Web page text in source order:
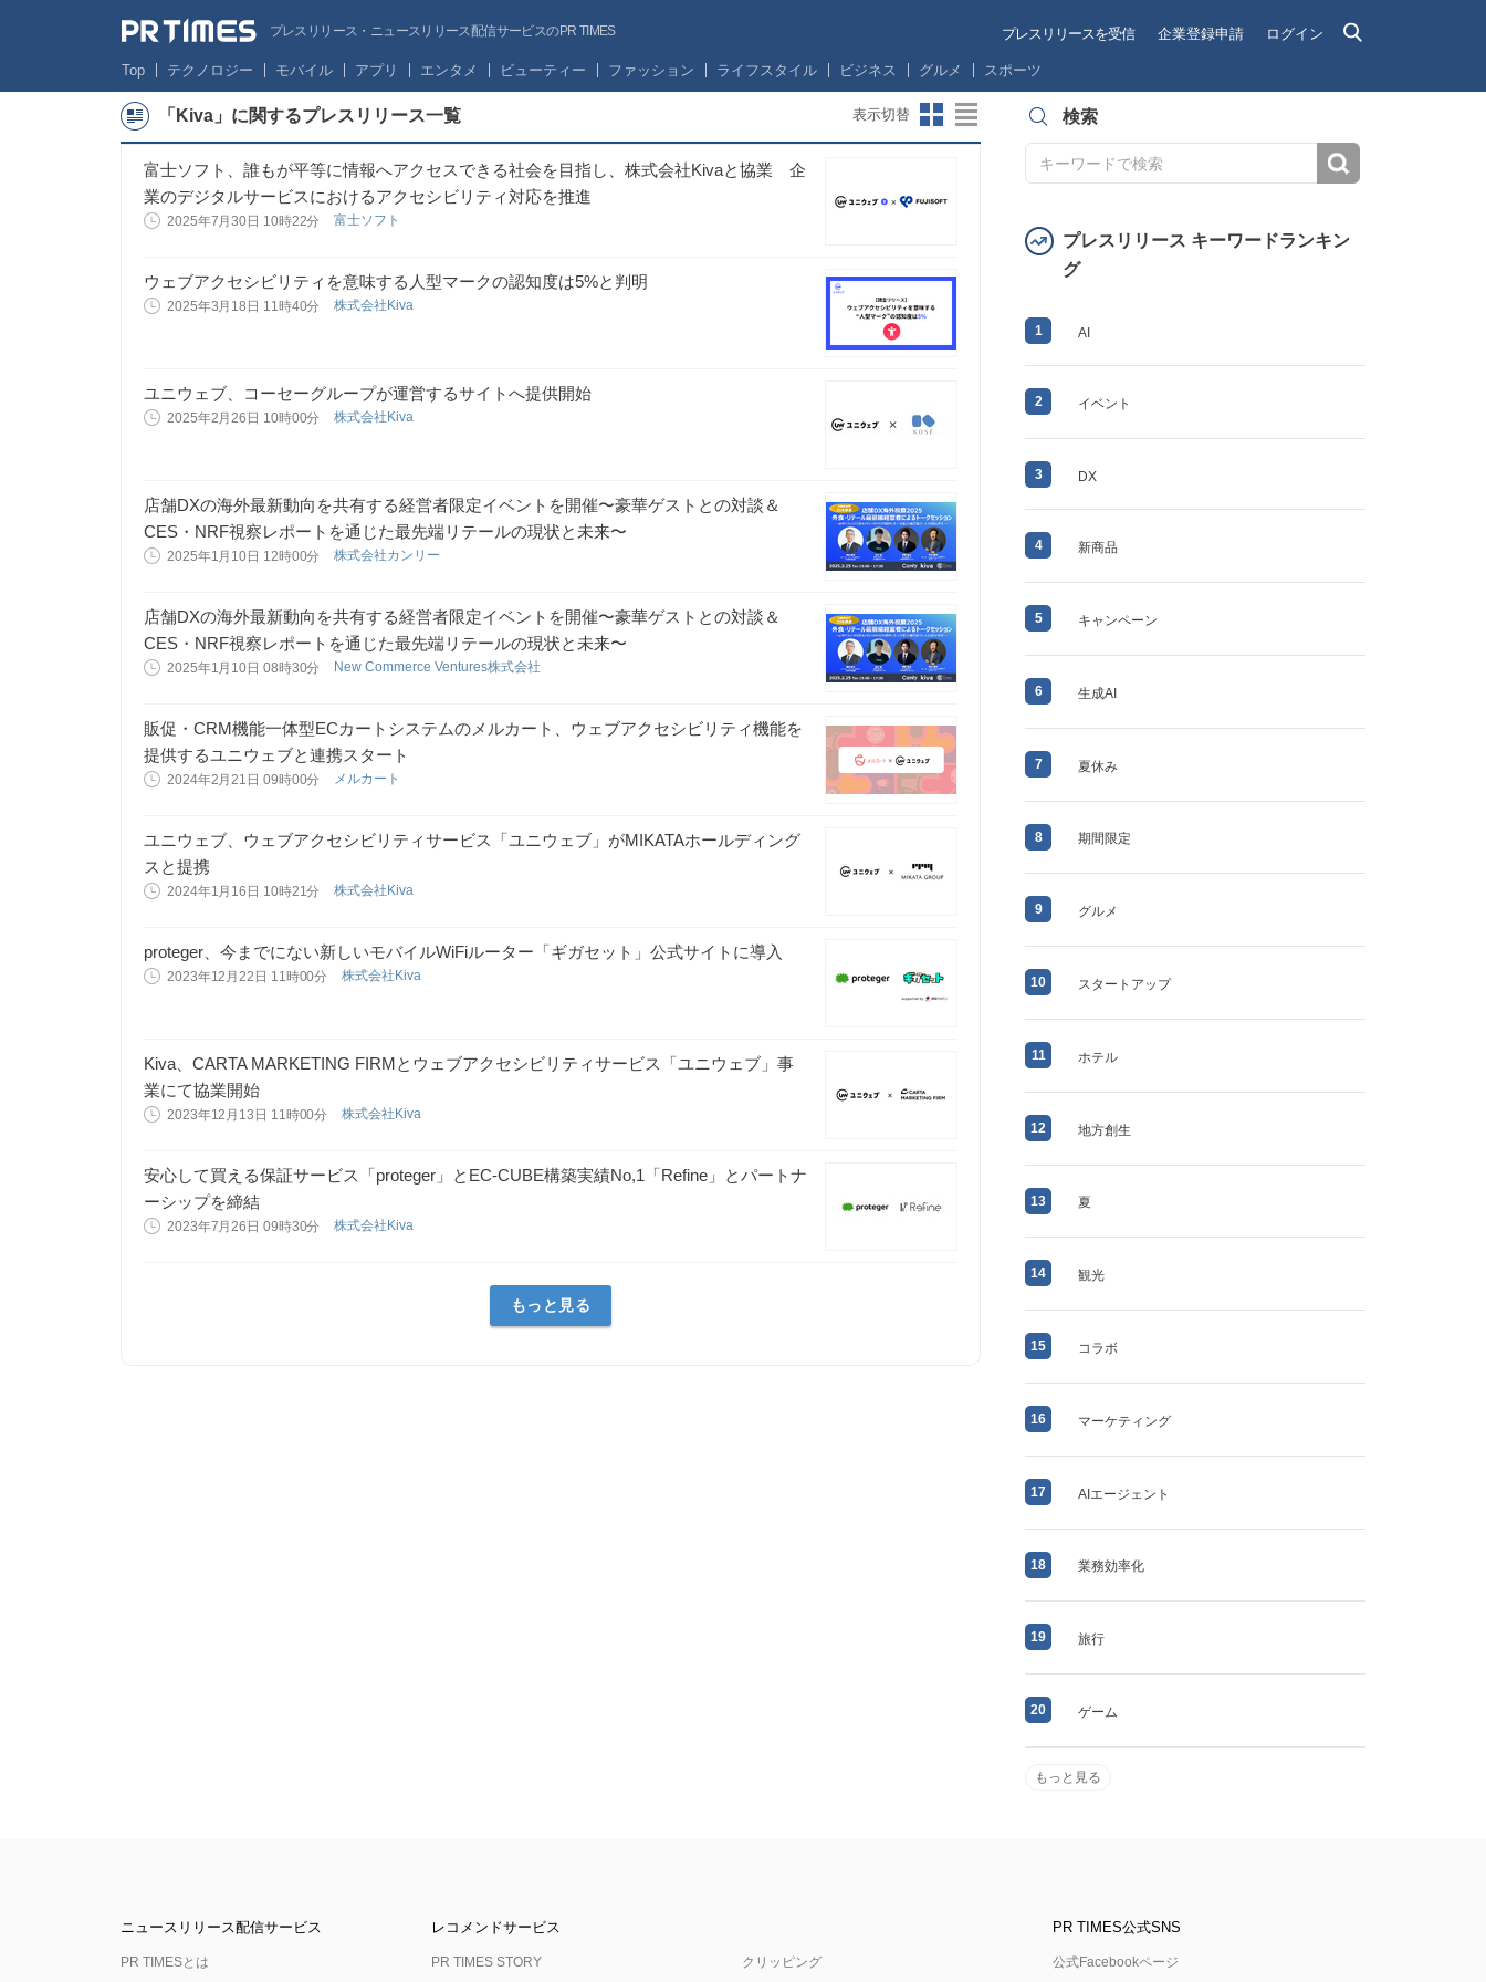
プレスリリース・ニュースリリース配信サービスのPR TIMES プレスリリースを受信 企業登録申請 ログイン
Top テクノロジー モバイル アプリ エンタメ ビューティー ファッション ライフスタイル ビジネス グルメ スポーツ
「Kiva」に関するプレスリリース一覧 表示切替
富士ソフト、誰もが平等に情報へアクセスできる社会を目指し、株式会社Kivaと協業 企
業のデジタルサービスにおけるアクセシビリティ対応を推進
2025年7月30日 10時22分 富士ソフト
ウェブアクセシビリティを意味する人型マークの認知度は5%と判明
2025年3月18日 11時40分 株式会社Kiva
ユニウェブ、コーセーグループが運営するサイトへ提供開始
2025年2月26日 10時00分 株式会社Kiva
店舗DXの海外最新動向を共有する経営者限定イベントを開催〜豪華ゲストとの対談＆
CES・NRF視察レポートを通じた最先端リテールの現状と未来〜
2025年1月10日 12時00分 株式会社カンリー
店舗DXの海外最新動向を共有する経営者限定イベントを開催〜豪華ゲストとの対談＆
CES・NRF視察レポートを通じた最先端リテールの現状と未来〜
2025年1月10日 08時30分 New Commerce Ventures株式会社
販促・CRM機能一体型ECカートシステムのメルカート、ウェブアクセシビリティ機能を
提供するユニウェブと連携スタート
2024年2月21日 09時00分 メルカート
ユニウェブ、ウェブアクセシビリティサービス「ユニウェブ」がMIKATAホールディング
スと提携
2024年1月16日 10時21分 株式会社Kiva
proteger、今までにない新しいモバイルWiFiルーター「ギガセット」公式サイトに導入
2023年12月22日 11時00分 株式会社Kiva
Kiva、CARTA MARKETING FIRMとウェブアクセシビリティサービス「ユニウェブ」事
業にて協業開始
2023年12月13日 11時00分 株式会社Kiva
安心して買える保証サービス「proteger」とEC-CUBE構築実績No,1「Refine」とパートナ
ーシップを締結
2023年7月26日 09時30分 株式会社Kiva
もっと見る
検索
プレスリリース キーワードランキン
グ
1 AI
2 イベント
3 DX
4 新商品
5 キャンペーン
6 生成AI
7 夏休み
8 期間限定
9 グルメ
10 スタートアップ
11 ホテル
12 地方創生
13 夏
14 観光
15 コラボ
16 マーケティング
17 AIエージェント
18 業務効率化
19 旅行
20 ゲーム
もっと見る
ニュースリリース配信サービス
PR TIMESとは
レコメンドサービス
PR TIMES STORY クリッピング
PR TIMES公式SNS
公式Facebookページ